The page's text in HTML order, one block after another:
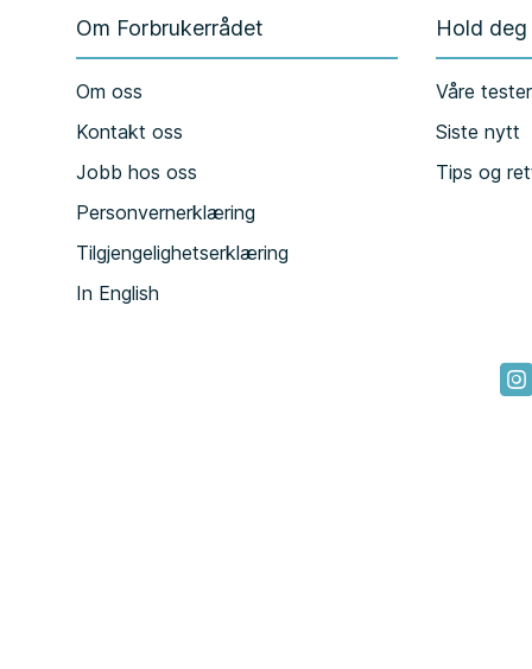
Om Forbrukerrådet
Om oss
Kontakt oss
Jobb hos oss
Personvernerklæring
Tilgjengelighetserklæring
In English
Hold
Våre tester
Siste nytt
Tips og